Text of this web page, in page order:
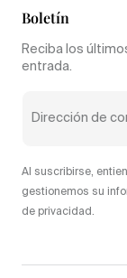
Boletín
Reciba los
entrada.
Al suscribirse,
gestionemos su
de privacidad.